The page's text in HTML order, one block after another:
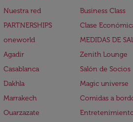
Nuestra red
PARTNERSHIPS
oneworld
Agadir
Casablanca
Dakhla
Marrakech
Ouarzazate
Business Class
Clase
MEDIDAS DE
Zenith Lounge
Salón de Socios
Magic universe
Comidas a